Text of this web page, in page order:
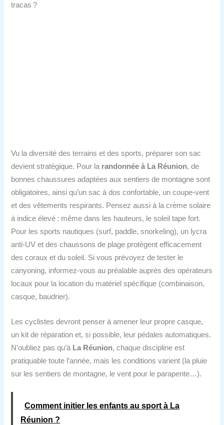
tracas ?
Vu la diversité des terrains et des sports, préparer son sac
devient stratégique. Pour la randonnée à La Réunion, de
bonnes chaussures adaptées aux sentiers de montagne sont
obligatoires, ainsi qu’un sac à dos confortable, un coupe-vent
et des vêtements respirants. Pensez aussi à la crème solaire
à indice élevé : même dans les hauteurs, le soleil tape fort.
Pour les sports nautiques (surf, paddle, snorkeling), un lycra
anti-UV et des chaussons de plage protègent efficacement
des coraux et du soleil. Si vous prévoyez de tester le
canyoning, informez-vous au préalable auprès des opérateurs
locaux pour la location du matériel spécifique (combinaison,
casque, baudrier).
Les cyclistes devront penser à amener leur propre casque,
un kit de réparation et, si possible, leur pédales automatiques.
N’oubliez pas qu’à La Réunion, chaque discipline est
pratiquable toute l’année, mais les conditions varient (la pluie
sur les sentiers de montagne, le vent pour le parapente…).
Comment initier les enfants au sport à La
Réunion ?